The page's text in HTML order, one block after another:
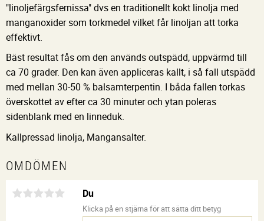
"linoljefärgsfernissa" dvs en traditionellt kokt linolja med
manganoxider som torkmedel vilket får linoljan att torka
effektivt.
Bäst resultat fås om den används outspädd, uppvärmd till
ca 70 grader. Den kan även appliceras kallt, i så fall utspädd
med mellan 30-50 % balsamterpentin. I båda fallen torkas
överskottet av efter ca 30 minuter och ytan poleras
sidenblank med en linneduk.
Kallpressad linolja, Mangansalter.
OMDÖMEN
Du
Klicka på en stjärna för att sätta ditt betyg